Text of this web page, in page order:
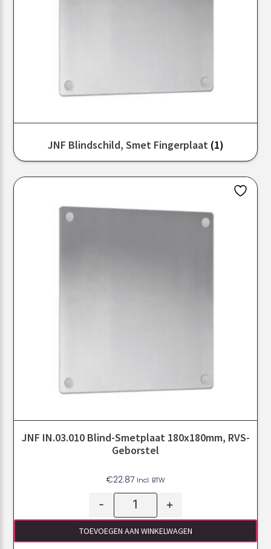
JNF Blindschild, Smet Fingerplaat (1)
JNF IN.03.010 Blind-Smetplaat 180x180mm, RVS-
Geborstel
€22.87 Incl. BTW
- +
TOEVOEGEN AAN WINKELWAGEN